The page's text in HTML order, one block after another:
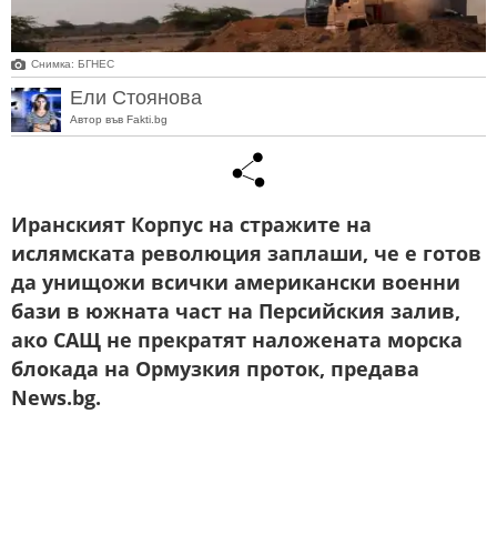
Снимка: БГНЕС
Ели Стоянова
Автор във Fakti.bg
Иранският Корпус на стражите на
ислямската революция заплаши, че е готов
да унищожи всички американски военни
бази в южната част на Персийския залив,
ако САЩ не прекратят наложената морска
блокада на Ормузкия проток, предава
News.bg.